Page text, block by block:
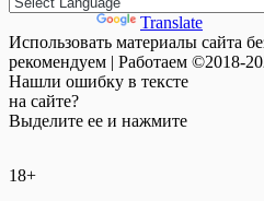
Translate
Использовать материалы сайта
рекомендуем | Работаем ©2018-
Нашли ошибку в тексте
на сайте?
Выделите ее и нажмите
18+